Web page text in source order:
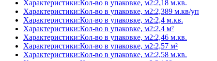
Характеристики:Кол-во в упаковке, м2:2,18 м.кв.
Характеристики:Кол-во в упаковке, м2:2,389 м.кв/уп
Характеристики:Кол-во в упаковке, м2:2,4 м.кв.
Характеристики:Кол-во в упаковке, м2:2,4 м²
Характеристики:Кол-во в упаковке, м2:2,46 м.кв.
Характеристики:Кол-во в упаковке, м2:2,57 м²
Характеристики:Кол-во в упаковке, м2:2,58 м.кв.